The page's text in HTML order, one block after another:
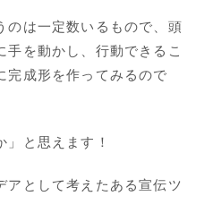
のは一定数いるもので、頭
を動かし、行動できるこ
完成形を作ってみるので
」と思えます！
アとして考えたある宣伝ツ